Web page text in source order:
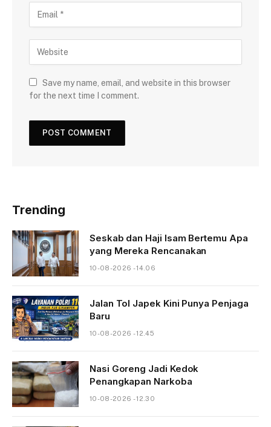
Save my name, email, and website in this browser
for the next time I comment.
Trending
Seskab dan Haji Isam Bertemu Apa
yang Mereka Rencanakan
10-08-2026 - 14.06
Jalan Tol Japek Kini Punya Penjaga
Baru
10-08-2026 - 12.45
Nasi Goreng Jadi Kedok
Penangkapan Narkoba
10-08-2026 - 12.30